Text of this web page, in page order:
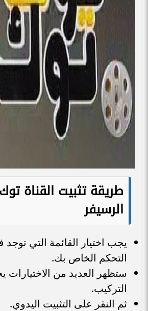
طريقة تثبيت القناة
الرسيفر
يجب اختيار القائمة التي توجد
التحكم الخاص بك.
ستظهر العديد من الاختيارات
التركيب.
ثم النقر على التثبيت اليدوي.